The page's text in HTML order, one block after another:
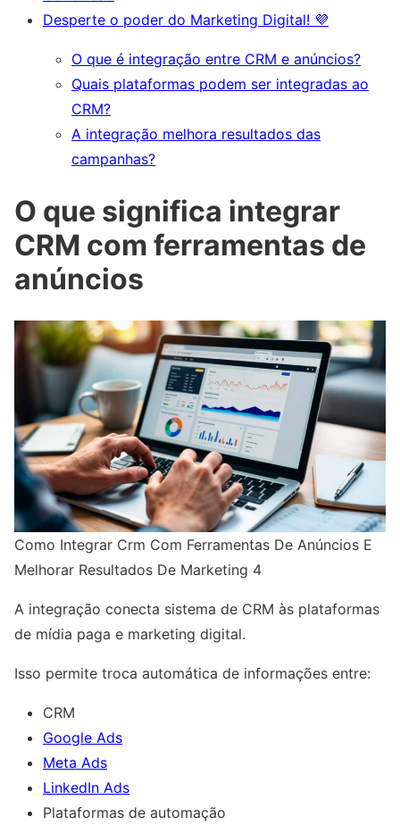
Desperte o poder do Marketing Digital! 💜
O que é integração entre CRM e anúncios?
Quais plataformas podem ser integradas ao
CRM?
A integração melhora resultados das
campanhas?
O que significa integrar
CRM com ferramentas de
anúncios
Como Integrar Crm Com Ferramentas De Anúncios E
Melhorar Resultados De Marketing 4
A integração conecta sistema de CRM às plataformas
de mídia paga e marketing digital.
Isso permite troca automática de informações entre:
CRM
Google Ads
Meta Ads
LinkedIn Ads
Plataformas de automação